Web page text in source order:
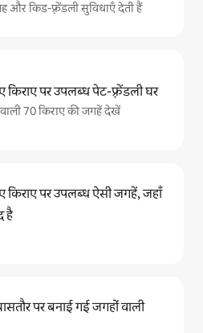
और किड-फ़्रेंडली सुविधाएँ देती हैं
किराए पर उपलब्ध पेट-फ़्रेंडली घर
70 किराए की जगहें देखें
किराए पर उपलब्ध ऐसी जगहें, जहाँ
है
पर बनाई गई जगहों वाली